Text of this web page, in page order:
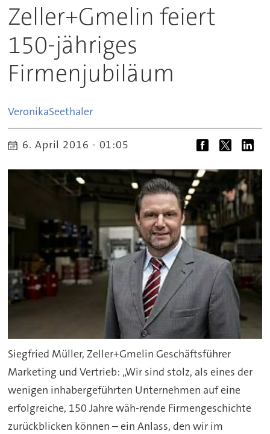
Zeller+Gmelin feiert
150-jähriges
Firmenjubiläum
VeronikaSeethaler
6. April 2016 - 01:05
Siegfried Müller, Zeller+Gmelin Geschäftsführer
Marketing und Vertrieb: „Wir sind stolz, als eines der
wenigen inhabergeführten Unternehmen auf eine
erfolgreiche, 150 Jahre wäh-rende Firmengeschichte
zurückblicken können – ein Anlass, den wir im